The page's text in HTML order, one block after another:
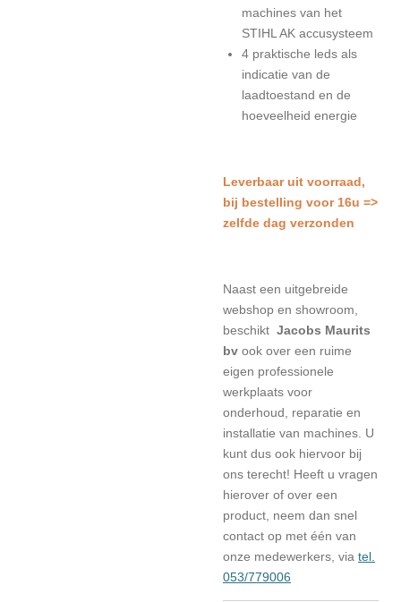
machines van het
STIHL AK accusysteem
4 praktische leds als
indicatie van de
laadtoestand en de
hoeveelheid energie
Leverbaar uit voorraad,
bij bestelling voor 16u =>
zelfde dag verzonden
Naast een uitgebreide
webshop en showroom,
beschikt Jacobs Maurits
bv ook over een ruime
eigen professionele
werkplaats voor
onderhoud, reparatie en
installatie van machines. U
kunt dus ook hiervoor bij
ons terecht! Heeft u vragen
hierover of over een
product, neem dan snel
contact op met één van
onze medewerkers, via tel.
053/779006